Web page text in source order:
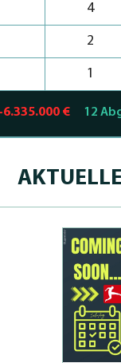
4
2
1
-6.335.000 € 12